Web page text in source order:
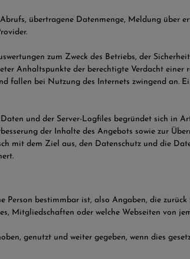
übertragene Datenmenge, Meldung über
zum Zweck des Betriebs, der
Anhaltspunkte der berechtigte Verdacht
fallen bei Nutzung des Internets zwingend an.
und der Server-Logfiles begründet sich in
der Inhalte des Angebots sowie zur
mit dem Ziel aus, den Datenschutz und die
bestimmbar ist, also Angaben, die
Mitgliedschaften oder welche Webseiten von
genutzt und weiter gegeben, wenn dies